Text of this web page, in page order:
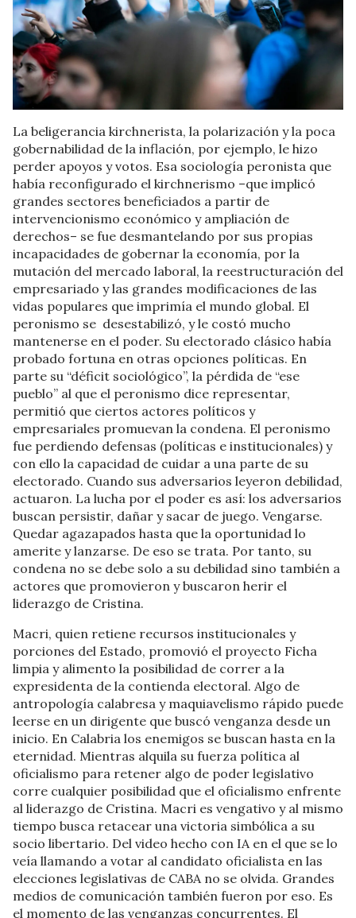
La beligerancia kirchnerista, la polarización y la poca
gobernabilidad de la inflación, por ejemplo, le hizo
perder apoyos y votos. Esa sociología peronista que
había reconfigurado el kirchnerismo –que implicó
grandes sectores beneficiados a partir de
intervencionismo económico y ampliación de
derechos– se fue desmantelando por sus propias
incapacidades de gobernar la economía, por la
mutación del mercado laboral, la reestructuración del
empresariado y las grandes modificaciones de las
vidas populares que imprimía el mundo global. El
peronismo se desestabilizó, y le costó mucho
mantenerse en el poder. Su electorado clásico había
probado fortuna en otras opciones políticas. En
parte su “déficit sociológico”, la pérdida de “ese
pueblo” al que el peronismo dice representar,
permitió que ciertos actores políticos y
empresariales promuevan la condena. El peronismo
fue perdiendo defensas (políticas e institucionales) y
con ello la capacidad de cuidar a una parte de su
electorado. Cuando sus adversarios leyeron debilidad,
actuaron. La lucha por el poder es así: los adversarios
buscan persistir, dañar y sacar de juego. Vengarse.
Quedar agazapados hasta que la oportunidad lo
amerite y lanzarse. De eso se trata. Por tanto, su
condena no se debe solo a su debilidad sino también a
actores que promovieron y buscaron herir el
liderazgo de Cristina.
Macri, quien retiene recursos institucionales y
porciones del Estado, promovió el proyecto Ficha
limpia y alimento la posibilidad de correr a la
expresidenta de la contienda electoral. Algo de
antropología calabresa y maquiavelismo rápido puede
leerse en un dirigente que buscó venganza desde un
inicio. En Calabria los enemigos se buscan hasta en la
eternidad. Mientras alquila su fuerza política al
oficialismo para retener algo de poder legislativo
corre cualquier posibilidad que el oficialismo enfrente
al liderazgo de Cristina. Macri es vengativo y al mismo
tiempo busca retacear una victoria simbólica a su
socio libertario. Del video hecho con IA en el que se lo
veía llamando a votar al candidato oficialista en las
elecciones legislativas de CABA no se olvida. Grandes
medios de comunicación también fueron por eso. Es
el momento de las venganzas concurrentes. El